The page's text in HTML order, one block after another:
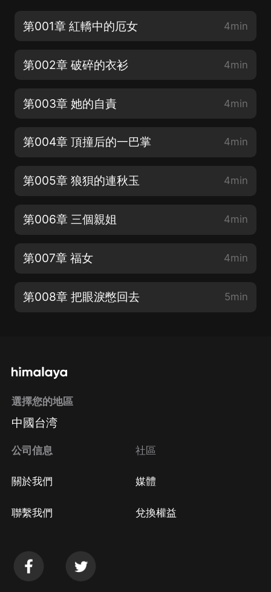
第001章 紅轎中的厄女 4min
第002章 破碎的衣衫 4min
第003章 她的自責 4min
第004章 頂撞后的一巴掌 4min
第005章 狼狽的連秋玉 4min
第006章 三個親姐 4min
第007章 福女 4min
第008章 把眼淚憋回去 5min
選擇您的地區
中國台湾
公司信息
關於我們
聯繫我們
社區
媒體
兌換權益